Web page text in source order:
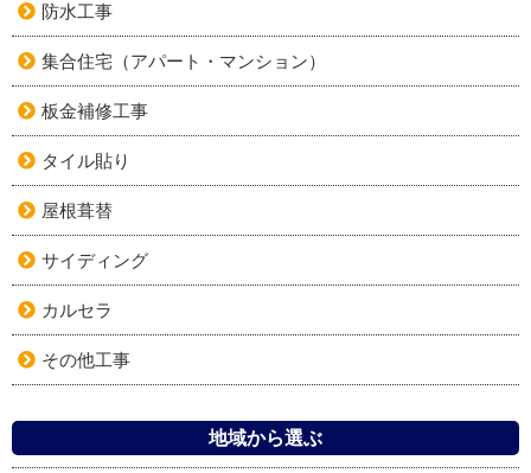
防水工事
集合住宅（アパート・マンション）
板金補修工事
タイル貼り
屋根葺替
サイディング
カルセラ
その他工事
地域から選ぶ